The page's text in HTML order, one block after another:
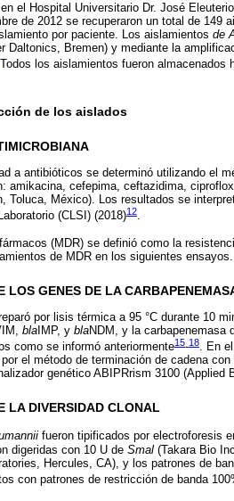
el Hospital Universitario Dr. José
de 2012 se recuperaron un total de 149
por paciente. Los aislamientos de
Daltonics, Bremen) y mediante la
los aislamientos fueron almacenados
de los aislados
a antibióticos se determinó utilizando el
amikacina, cefepima, ceftazidima,
Toluca, México). Los resultados se
(CLSI) (2018)12
(MDR) se definió como la
de MDR en los siguientes ensayos.
LOS GENES DE LA
por lisis térmica a 95 °C durante 10
blaIMP, y blaNDM, y la carbapenemasa
como se informó anteriormente15-18. En
el método de terminación de cadena
genético ABIPRrism 3100 (Applied
LA DIVERSIDAD CLONAL
fueron tipificados por electroforesis
digeridas con 10 U de Smal (Takara Bio
Hercules, CA), y los patrones de
con patrones de restricción de banda